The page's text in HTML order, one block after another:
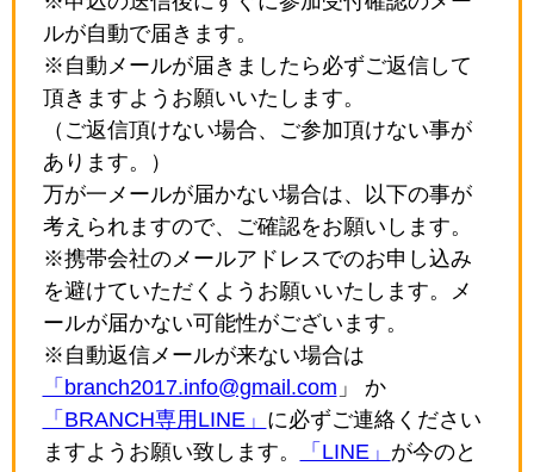
ルが自動で届きます。
※自動メールが届きましたら必ずご返信して
頂きますようお願いいたします。
（ご返信頂けない場合、ご参加頂けない事が
あります。）
万が一メールが届かない場合は、以下の事が
考えられますので、ご確認をお願いします。
※携帯会社のメールアドレスでのお申し込み
を避けていただくようお願いいたします。メ
ールが届かない可能性がございます。
※自動返信メールが来ない場合は
「branch2017.info@gmail.com 」 か
「BRANCH専用LINE」 に必ずご連絡ください
ますようお願い致します。
「LINE」 が今のと